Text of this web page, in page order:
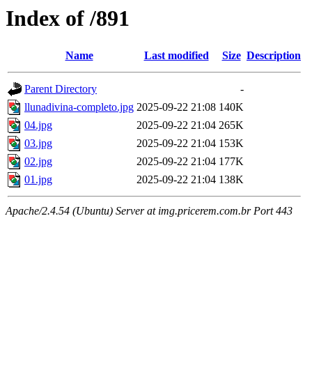
Index of /891
Name Last modified Size Description
Parent Directory
-
llunadivina-completo.jpg 2025-09-22 21:08 140K
04.jpg
2025-09-22 21:04 265K
03.jpg
2025-09-22 21:04 153K
02.jpg
2025-09-22 21:04 177K
01.jpg
2025-09-22 21:04 138K
Apache/2.4.54 (Ubuntu) Server at img.pricerem.com.br Port 443